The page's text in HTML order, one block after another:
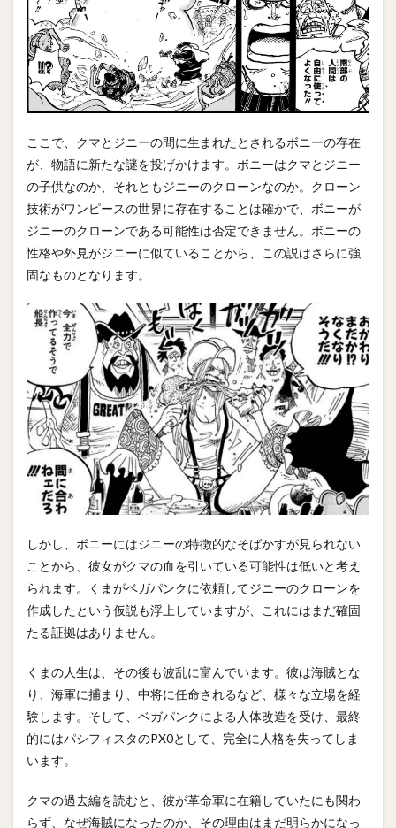
ここで、クマとジニーの間に生まれたとされるボニーの存在
が、物語に新たな謎を投げかけます。ボニーはクマとジニー
の子供なのか、それともジニーのクローンなのか。クローン
技術がワンピースの世界に存在することは確かで、ボニーが
ジニーのクローンである可能性は否定できません。ボニーの
性格や外見がジニーに似ていることから、この説はさらに強
固なものとなります。
しかし、ボニーにはジニーの特徴的なそばかすが見られない
ことから、彼女がクマの血を引いている可能性は低いと考え
られます。くまがベガパンクに依頼してジニーのクローンを
作成したという仮説も浮上していますが、これにはまだ確固
たる証拠はありません。
くまの人生は、その後も波乱に富んでいます。彼は海賊とな
り、海軍に捕まり、中将に任命されるなど、様々な立場を経
験します。そして、ベガパンクによる人体改造を受け、最終
的にはパシフィスタのPX0として、完全に人格を失ってしま
います。
クマの過去編を読むと、彼が革命軍に在籍していたにも関わ
らず、なぜ海賊になったのか、その理由はまだ明らかになっ